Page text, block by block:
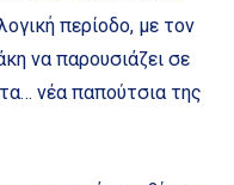
περίοδο, με τον
να παρουσιάζει σε
νέα παπούτσια της